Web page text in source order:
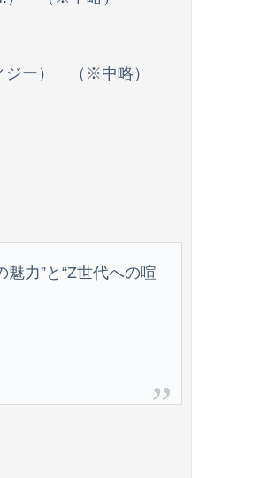
ジー） （※中略）
力”と“Z世代への喧